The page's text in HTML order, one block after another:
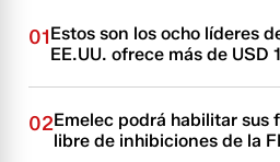
01Estos son los ocho líderes
EE.UU. ofrece más de USD
02Emelec podrá habilitar sus
libre de inhibiciones de la